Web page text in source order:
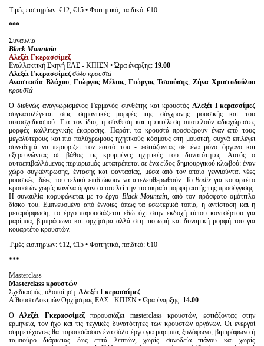
Τιμές εισιτηρίων: €12, €15 • Φοιτητικό, παιδικό: €10
***
Συναυλία
Black Mountain
Αλεξέι Γκερασσίμεζ
Εναλλακτική Σκηνή ΕΛΣ - ΚΠΙΣΝ • Ώρα έναρξης: 19.00
Αλεξέι Γκερασσίμεζ σόλο κρουστά
Αναστασία Βλάχου, Γιώργος Μέλιος,Γιώργος Τσαούσης,Ζήνα Χριστοδούλου
κρουστά
Ο διεθνώς αναγνωρισμένος Γερμανός συνθέτης και κρουστός Αλεξέι Γκερασσίμεζ
συγκαταλέγεται στις σημαντικές μορφές της σύγχρονης μουσικής και του
αυτοσχεδιασμού. Για τον ίδιο, η σύνθεση και η εκτέλεση αποτελούν αδιαχώριστες
μορφές καλλιτεχνικής έκφρασης. Παρότι τα κρουστά προσφέρουν έναν από τους
μεγαλύτερους και πιο πολύχρωμους ηχητικούς κόσμους στη μουσική, συχνά επιλέγει
συνειδητά να περιορίζει τον εαυτό του - εστιάζοντας σε ένα μόνο όργανο και
εξερευνώντας σε βάθος τις κρυμμένες ηχητικές του δυνατότητες. Αυτός ο
αυτοεπιβαλλόμενος περιορισμός μετατρέπεται σε ένα είδος δημιουργικού κλωβού: έναν
χώρο συγκέντρωσης, έντασης και φαντασίας, μέσα από τον οποίο γεννιούνται νέες
μουσικές ιδέες που τελικά επιδιώκουν να απελευθερωθούν. ΤοBodix για κουαρτέτο
κρουστών χωρίς κανένα όργανο αποτελεί την πιο ακραία μορφή αυτής της προσέγγισης.
Η συναυλία κορυφώνεται με το έργο Black Mountain, από τον πρόσφατο ομότιτλο
δίσκο του. Εμπνευσμένο από έννοιες όπως τα εσωτερικά τοπία, η αντίσταση και η
μεταμόρφωση, το έργο παρουσιάζεται εδώ όχι στην εκδοχή τύπου κοντσέρτου για
μαρίμπα, βιμπράφωνο και ορχήστρα αλλά στη πιο ωμή και δυναμική μορφή του για
κουαρτέτο κρουστών.
Τιμές εισιτηρίων: €12, €15 • Φοιτητικό, παιδικό: €10
***
Masterclass
Masterclass κρουστών
Σχεδιασμός, υλοποίηση: Αλεξέι Γκερασσίμεζ
Αίθουσα Δοκιμών Ορχήστρας ΕΛΣ - ΚΠΙΣΝ • Ώρα έναρξης: 14.00
Ο Αλεξέι Γκερασσίμεζπαρουσιάζει masterclass κρουστών, εστιάζοντας στην
ερμηνεία, τον ήχο και τις τεχνικές δυνατότητες των κρουστών οργάνων. Οι ενεργοί
συμμετέχοντες θα παρουσιάσουν ένα σόλο έργο για μαρίμπα, ξυλόφωνο, βιμπράφωνο ή
ταμπούρο διάρκειας έως επτά λεπτών, χωρίς συνοδεία πιάνου και χωρίς